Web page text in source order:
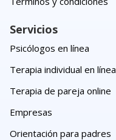
Servicios
Psicólogos en línea
Terapia individual en línea
Terapia de pareja online
Empresas
Orientación para padres